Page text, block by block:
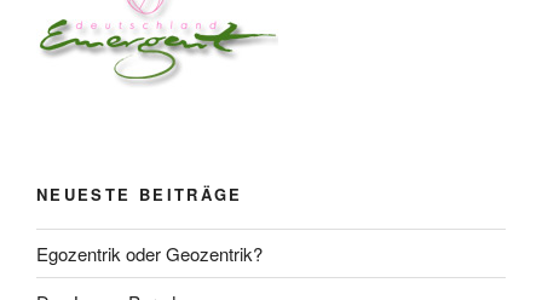
NEUESTE BEITRÄGE
Egozentrik oder Geozentrik?